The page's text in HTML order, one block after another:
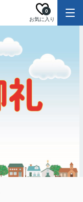
お気に入り
0